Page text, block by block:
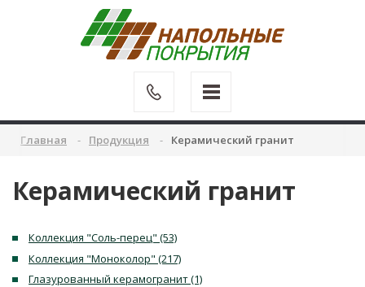
Главная Продукция Керамический гранит
Керамический гранит
Коллекция "Соль-перец" (53)
Коллекция "Моноколор" (217)
Глазурованный керамогранит (1)